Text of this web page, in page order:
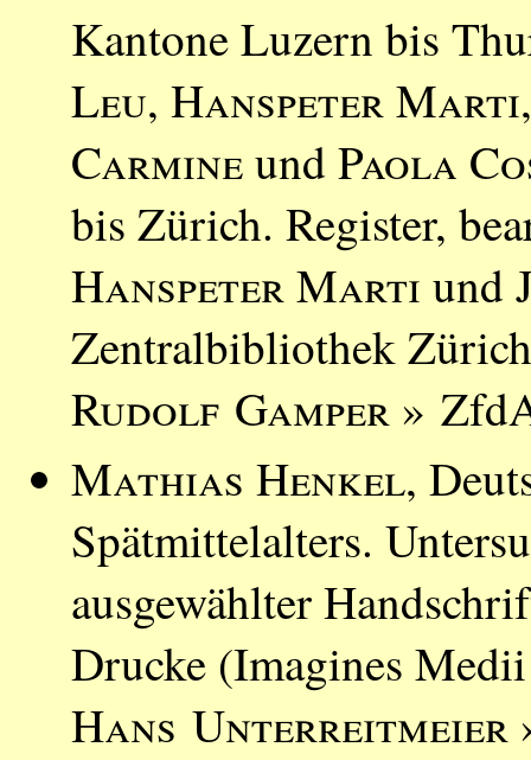
Kantone Luzern bis
Leu, Hanspeter Marti
CarmineundPaola
bis Zürich. Register,
Hanspeter Marti und
Zentralbibliothek
Rudolf Gamper »
Mathias Henkel,
Spätmittelalters.
ausgewählter
Drucke (Imagines
Hans Unterreitmeier